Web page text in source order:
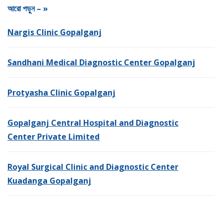
আরো পড়ুন – »
Nargis Clinic Gopalganj
Sandhani Medical Diagnostic Center Gopalganj
Protyasha Clinic Gopalganj
Gopalganj Central Hospital and Diagnostic
Center Private Limited
Royal Surgical Clinic and Diagnostic Center
Kuadanga Gopalganj